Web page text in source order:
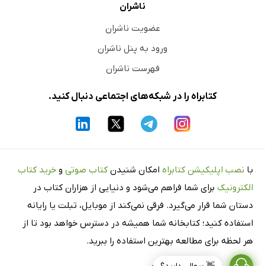
ناشران
عضویت ناشران
ورود به پنل ناشران
فهرست ناشران
کتابراه را در شبکه‌های اجتماعی دنبال کنید.
با نصب اپلیکیشن کتابراه امکان شنیدن کتاب صوتی و خرید کتاب
الکترونیک برای شما فراهم می‌شود و دنیایی از هزاران کتاب در
دستان شما قرار می‌گیرد. فرقی نمی‌کند از موبایل، تبلت یا رایانه
استفاده کنید؛ کتابخانه شما همیشه در دسترس خواهد بود تا از
هر لحظه برای مطالعه بهترین استفاده را ببرید.